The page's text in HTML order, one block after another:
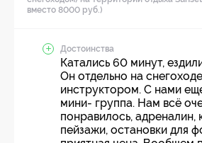
вместо 8000 руб.)
Достоинства
Катались 60 минут,
Он отдельно на
инструктором. С нами
мини- группа. Нам всё
понравилось, адреналин,
пейзажи, остановки для